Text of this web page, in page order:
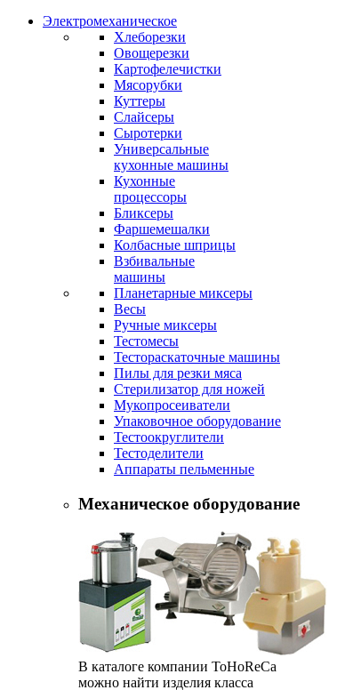
Электромеханическое
Хлеборезки
Овощерезки
Картофелечистки
Мясорубки
Куттеры
Слайсеры
Сыротерки
Универсальные
кухонные машины
Кухонные
процессоры
Бликсеры
Фаршемешалки
Колбасные шприцы
Взбивальные
машины
Планетарные миксеры
Весы
Ручные миксеры
Тестомесы
Тестораскаточные машины
Пилы для резки мяса
Стерилизатор для ножей
Мукопросеиватели
Упаковочное оборудование
Тестоокруглители
Тестоделители
Аппараты пельменные
Механическое оборудование
В каталоге компании ToHoReCa
можно найти изделия класса